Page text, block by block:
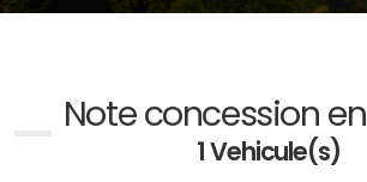
Note concession en
1 Vehicule(s)